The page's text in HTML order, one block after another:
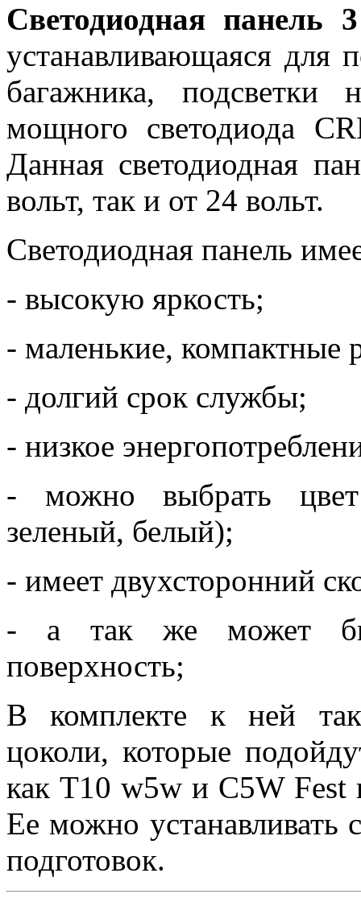
Светодиодная
устанавливающаяся для
багажника,
мощного светодиода
Данная светодиодная
вольт, так и от 24 вольт.
Светодиодная панель
- высокую яркость;
- маленькие, компактные
- долгий срок службы;
- низкое
- можно выбрать
зеленый, белый);
- имеет двухсторонний
- а так же может
поверхность;
В комплекте к ней
цоколи, которые
как Т10 w5w и С5W
Ее можно устанавливать
подготовок.